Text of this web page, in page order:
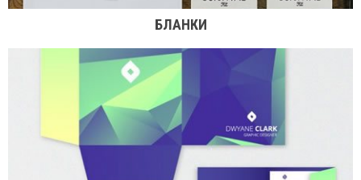
БЛАНКИ